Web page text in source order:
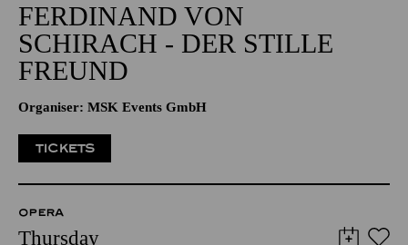
FERDINAND VON
SCHIRACH - DER STILLE
FREUND
Organiser: MSK Events GmbH
TICKETS
OPERA
Thursday